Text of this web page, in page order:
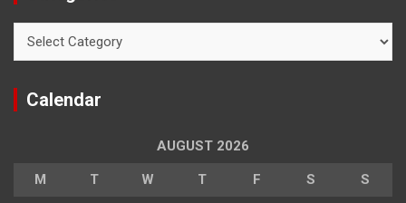
Calendar
AUGUST 2026
M T W T F S S